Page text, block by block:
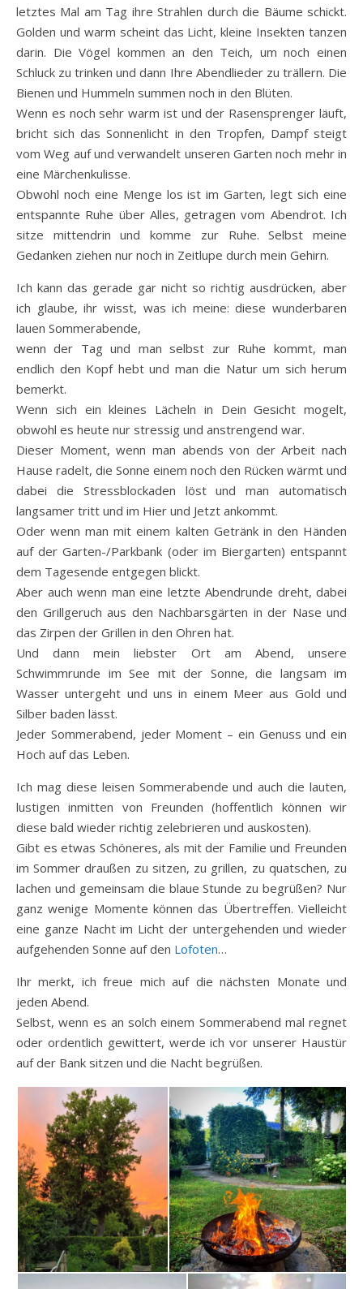
letztes Mal am Tag ihre Strahlen durch die Bäume schickt.
Golden und warm scheint das Licht, kleine Insekten tanzen
darin. Die Vögel kommen an den Teich, um noch einen
Schluck zu trinken und dann Ihre Abendlieder zu trällern. Die
Bienen und Hummeln summen noch in den Blüten.
Wenn es noch sehr warm ist und der Rasensprenger läuft,
bricht sich das Sonnenlicht in den Tropfen, Dampf steigt
vom Weg auf und verwandelt unseren Garten noch mehr in
eine Märchenkulisse.
Obwohl noch eine Menge los ist im Garten, legt sich eine
entspannte Ruhe über Alles, getragen vom Abendrot. Ich
sitze mittendrin und komme zur Ruhe. Selbst meine
Gedanken ziehen nur noch in Zeitlupe durch mein Gehirn.
Ich kann das gerade gar nicht so richtig ausdrücken, aber
ich glaube, ihr wisst, was ich meine: diese wunderbaren
lauen Sommerabende,
wenn der Tag und man selbst zur Ruhe kommt, man
endlich den Kopf hebt und man die Natur um sich herum
bemerkt.
Wenn sich ein kleines Lächeln in Dein Gesicht mogelt,
obwohl es heute nur stressig und anstrengend war.
Dieser Moment, wenn man abends von der Arbeit nach
Hause radelt, die Sonne einem noch den Rücken wärmt und
dabei die Stressblockaden löst und man automatisch
langsamer tritt und im Hier und Jetzt ankommt.
Oder wenn man mit einem kalten Getränk in den Händen
auf der Garten-/Parkbank (oder im Biergarten) entspannt
dem Tagesende entgegen blickt.
Aber auch wenn man eine letzte Abendrunde dreht, dabei
den Grillgeruch aus den Nachbarsgärten in der Nase und
das Zirpen der Grillen in den Ohren hat.
Und dann mein liebster Ort am Abend, unsere
Schwimmrunde im See mit der Sonne, die langsam im
Wasser untergeht und uns in einem Meer aus Gold und
Silber baden lässt.
Jeder Sommerabend, jeder Moment – ein Genuss und ein
Hoch auf das Leben.
Ich mag diese leisen Sommerabende und auch die lauten,
lustigen inmitten von Freunden (hoffentlich können wir
diese bald wieder richtig zelebrieren und auskosten).
Gibt es etwas Schöneres, als mit der Familie und Freunden
im Sommer draußen zu sitzen, zu grillen, zu quatschen, zu
lachen und gemeinsam die blaue Stunde zu begrüßen? Nur
ganz wenige Momente können das Übertreffen. Vielleicht
eine ganze Nacht im Licht der untergehenden und wieder
aufgehenden Sonne auf den Lofoten…
Ihr merkt, ich freue mich auf die nächsten Monate und
jeden Abend.
Selbst, wenn es an solch einem Sommerabend mal regnet
oder ordentlich gewittert, werde ich vor unserer Haustür
auf der Bank sitzen und die Nacht begrüßen.